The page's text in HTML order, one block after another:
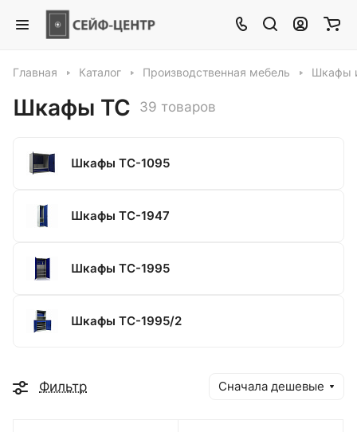
Главная Каталог Производственная мебель Шкафы
Шкафы ТС 39 товаров
Шкафы ТС-1095
Шкафы ТС-1947
Шкафы ТС-1995
Шкафы ТС-1995/2
Фильтр Сначала дешевые